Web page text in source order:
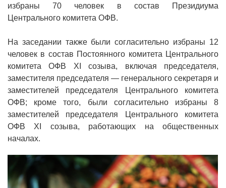
избраны 70 человек в состав Президиума
Центрального комитета ОФВ.
На заседании также были согласительно избраны 12
человек в состав Постоянного комитета Центрального
комитета ОФВ XI созыва, включая председателя,
заместителя председателя — генерального секретаря и
заместителей председателя Центрального комитета
ОФВ; кроме того, были согласительно избраны 8
заместителей председателя Центрального комитета
ОФВ XI созыва, работающих на общественных
началах.